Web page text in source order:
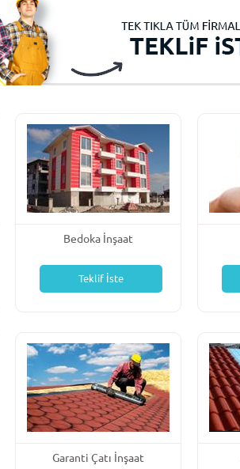
Bedoka İnşaat
Teklif İste
Garanti Çatı İnşaat